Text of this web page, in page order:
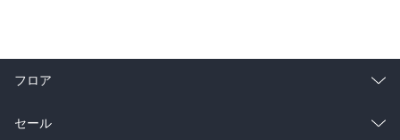
フロア
総合
セール